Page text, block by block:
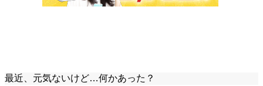
最近、元気ないけど…何かあった？